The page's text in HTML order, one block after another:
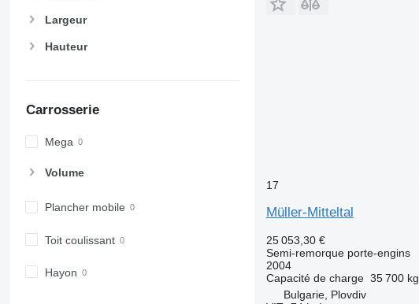
Largeur
Hauteur
Carrosserie
Mega
Volume
Plancher mobile
Toit coulissant
Hayon
17
Müller-Mitteltal
25 053,30 €
Semi-remorque porte-engins
2004
Capacité de charge 35 700 kg
Bulgarie, Plovdiv